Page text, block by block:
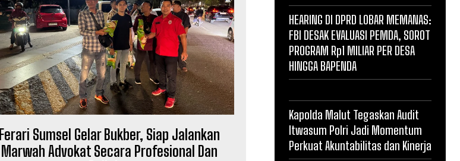
Ferari Sumsel Gelar Bukber, Siap Jalankan
Marwah Advokat Secara Profesional Dan
HEARING DI DPRD LOBAR MEMANAS:
FBI DESAK EVALUASI PEMDA, SOROT
PROGRAM Rp1 MILIAR PER DESA
HINGGA BAPENDA
Kapolda Malut Tegaskan Audit
Itwasum Polri Jadi Momentum
Perkuat Akuntabilitas dan Kinerja